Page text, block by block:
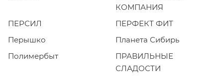
КОМПАНИЯ
ПЕРСИЛ
ПЕРФЕКТ ФИТ
Перышко
Планета Сибирь
Полимербыт
ПРАВИЛЬНЫЕ
СЛАДОСТИ